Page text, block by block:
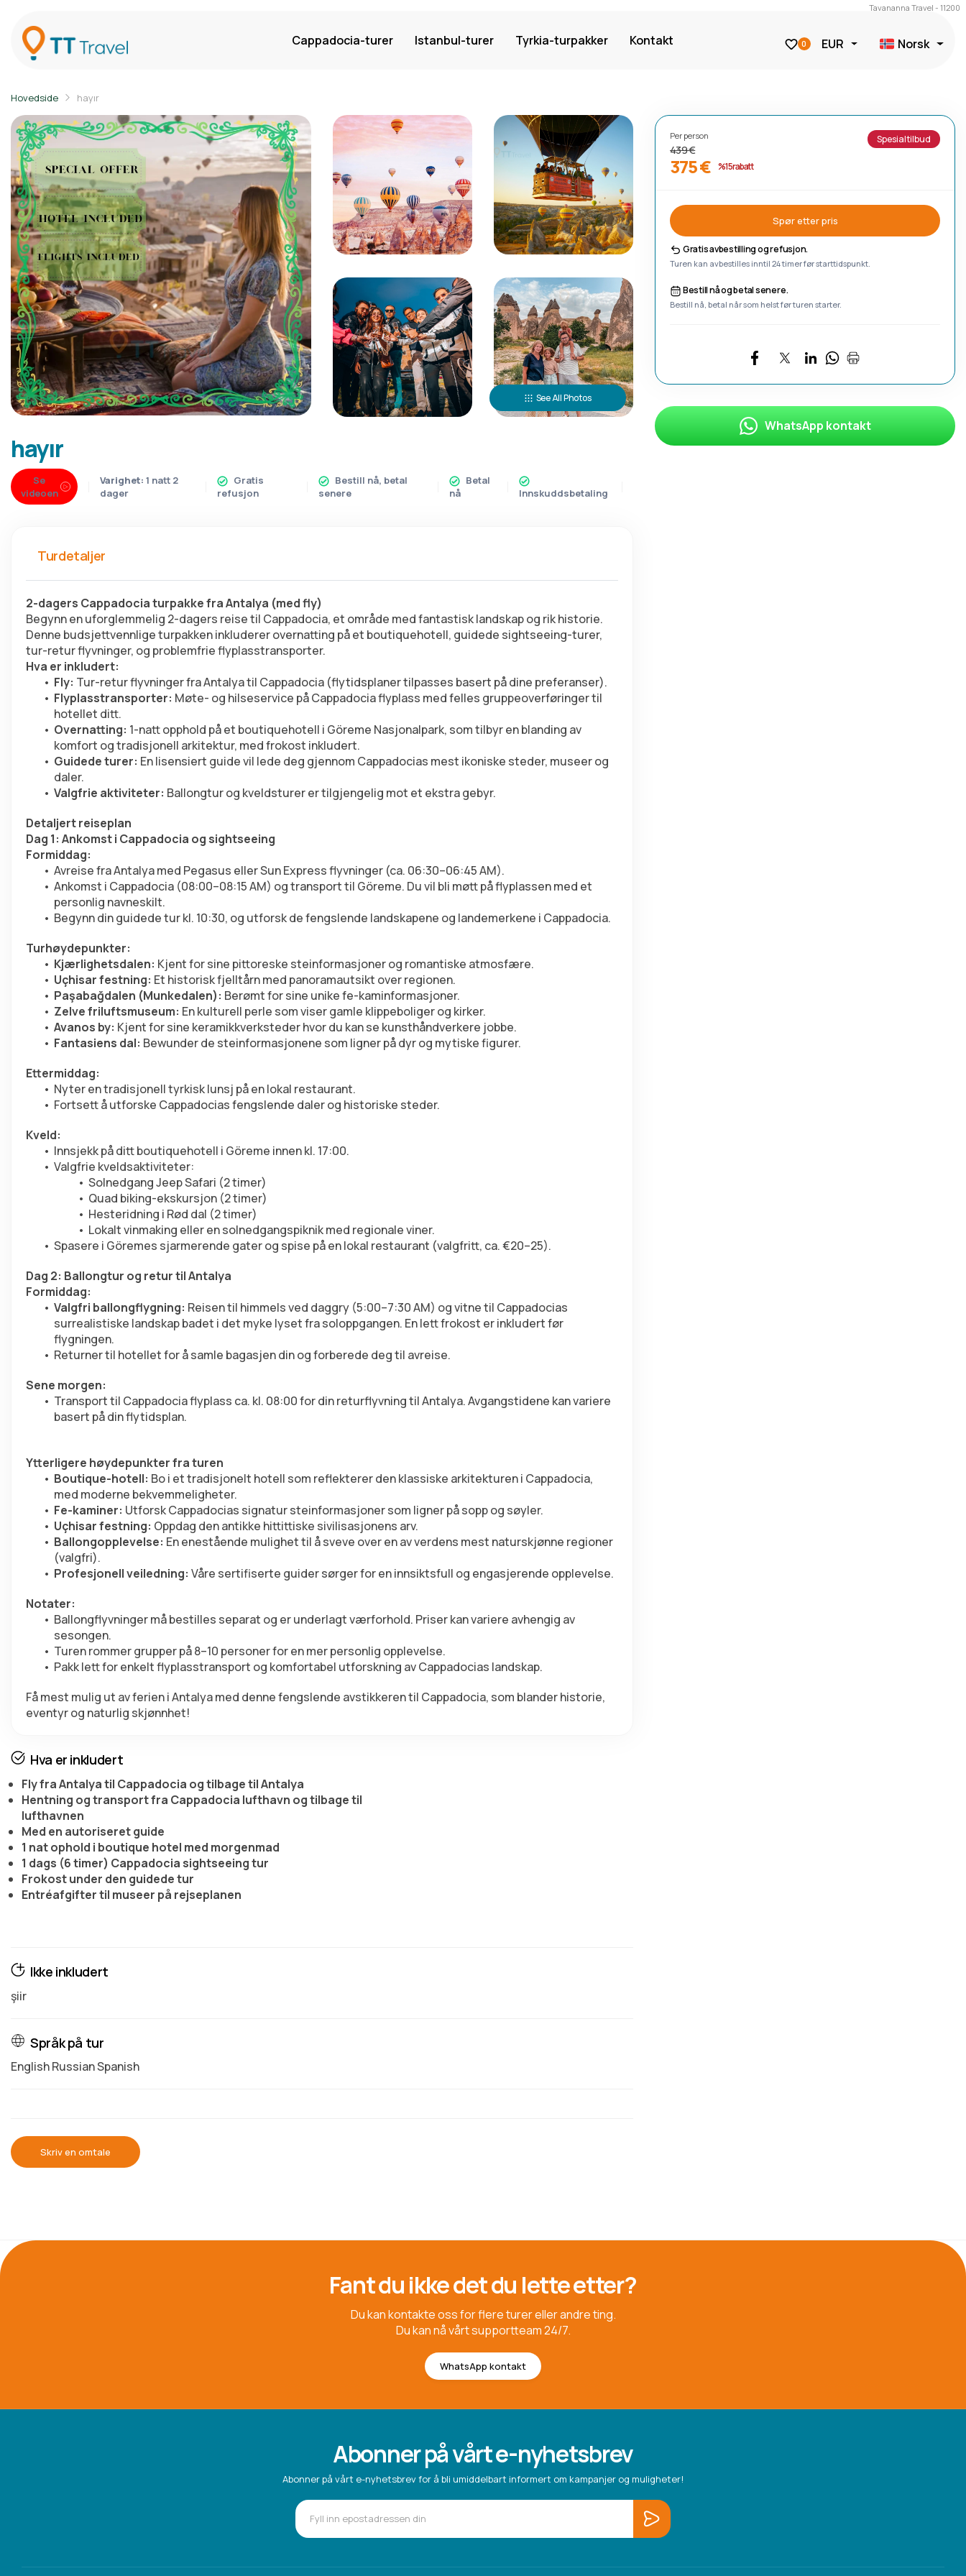
Tavananna Travel - 11200
Cappadocia-turer Istanbul-turer Tyrkia-turpakker Kontakt 0 EUR Norsk
Hovedside hayır
See All Photos
hayır
Se
videoen
Varighet: 1 natt 2
dager
Gratis
refusjon
Bestill nå, betal
senere
Betal
nå
Innskuddsbetaling
Turdetaljer
2-dagers Cappadocia turpakke fra Antalya (med fly)
Begynn en uforglemmelig 2-dagers reise til Cappadocia, et område med fantastisk landskap og rik historie.
Denne budsjettvennlige turpakken inkluderer overnatting på et boutiquehotell, guidede sightseeing-turer,
tur-retur flyvninger, og problemfrie flyplasstransporter.
Hva er inkludert:
Fly: Tur-retur flyvninger fra Antalya til Cappadocia (flytidsplaner tilpasses basert på dine preferanser).
Flyplasstransporter: Møte- og hilseservice på Cappadocia flyplass med felles gruppeoverføringer til
hotellet ditt.
Overnatting: 1-natt opphold på et boutiquehotell i Göreme Nasjonalpark, som tilbyr en blanding av
komfort og tradisjonell arkitektur, med frokost inkludert.
Guidede turer: En lisensiert guide vil lede deg gjennom Cappadocias mest ikoniske steder, museer og
daler.
Valgfrie aktiviteter: Ballongtur og kveldsturer er tilgjengelig mot et ekstra gebyr.
Detaljert reiseplan
Dag 1: Ankomst i Cappadocia og sightseeing
Formiddag:
Avreise fra Antalya med Pegasus eller Sun Express flyvninger (ca. 06:30–06:45 AM).
Ankomst i Cappadocia (08:00–08:15 AM) og transport til Göreme. Du vil bli møtt på flyplassen med et
personlig navneskilt.
Begynn din guidede tur kl. 10:30, og utforsk de fengslende landskapene og landemerkene i Cappadocia.
Turhøydepunkter:
Kjærlighetsdalen: Kjent for sine pittoreske steinformasjoner og romantiske atmosfære.
Uçhisar festning: Et historisk fjelltårn med panoramautsikt over regionen.
Paşabağdalen (Munkedalen): Berømt for sine unike fe-kaminformasjoner.
Zelve friluftsmuseum: En kulturell perle som viser gamle klippeboliger og kirker.
Avanos by: Kjent for sine keramikkverksteder hvor du kan se kunsthåndverkere jobbe.
Fantasiens dal: Bewunder de steinformasjonene som ligner på dyr og mytiske figurer.
Ettermiddag:
Nyter en tradisjonell tyrkisk lunsj på en lokal restaurant.
Fortsett å utforske Cappadocias fengslende daler og historiske steder.
Kveld:
Innsjekk på ditt boutiquehotell i Göreme innen kl. 17:00.
Valgfrie kveldsaktiviteter:
Solnedgang Jeep Safari (2 timer)
Quad biking-ekskursjon (2 timer)
Hesteridning i Rød dal (2 timer)
Lokalt vinmaking eller en solnedgangspiknik med regionale viner.
Spasere i Göremes sjarmerende gater og spise på en lokal restaurant (valgfritt, ca. €20–25).
Dag 2: Ballongtur og retur til Antalya
Formiddag:
Valgfri ballongflygning: Reisen til himmels ved daggry (5:00–7:30 AM) og vitne til Cappadocias
surrealistiske landskap badet i det myke lyset fra soloppgangen. En lett frokost er inkludert før
flygningen.
Returner til hotellet for å samle bagasjen din og forberede deg til avreise.
Sene morgen:
Transport til Cappadocia flyplass ca. kl. 08:00 for din returflyvning til Antalya. Avgangstidene kan variere
basert på din flytidsplan.
Ytterligere høydepunkter fra turen
Boutique-hotell: Bo i et tradisjonelt hotell som reflekterer den klassiske arkitekturen i Cappadocia,
med moderne bekvemmeligheter.
Fe-kaminer: Utforsk Cappadocias signatur steinformasjoner som ligner på sopp og søyler.
Uçhisar festning: Oppdag den antikke hittittiske sivilisasjonens arv.
Ballongopplevelse: En enestående mulighet til å sveve over en av verdens mest naturskjønne regioner
(valgfri).
Profesjonell veiledning: Våre sertifiserte guider sørger for en innsiktsfull og engasjerende opplevelse.
Notater:
Ballongflyvninger må bestilles separat og er underlagt værforhold. Priser kan variere avhengig av
sesongen.
Turen rommer grupper på 8–10 personer for en mer personlig opplevelse.
Pakk lett for enkelt flyplasstransport og komfortabel utforskning av Cappadocias landskap.
Få mest mulig ut av ferien i Antalya med denne fengslende avstikkeren til Cappadocia, som blander historie,
eventyr og naturlig skjønnhet!
Hva er inkludert
Fly fra Antalya til Cappadocia og tilbage til Antalya
Hentning og transport fra Cappadocia lufthavn og tilbage til
lufthavnen
Med en autoriseret guide
1 nat ophold i boutique hotel med morgenmad
1 dags (6 timer) Cappadocia sightseeing tur
Frokost under den guidede tur
Entréafgifter til museer på rejseplanen
Ikke inkludert
şiir
Språk på tur
English Russian Spanish
Skriv en omtale
Per person
439 €
375 € %15 rabatt
Spesialtilbud
Spør etter pris
Gratis avbestilling og refusjon.
Turen kan avbestilles inntil 24 timer før starttidspunkt.
Bestill nå og betal senere.
Bestill nå, betal når som helst før turen starter.
WhatsApp kontakt
Fant du ikke det du lette etter?
Du kan kontakte oss for flere turer eller andre ting.
Du kan nå vårt supportteam 24/7.
WhatsApp kontakt
Abonner på vårt e-nyhetsbrev
Abonner på vårt e-nyhetsbrev for å bli umiddelbart informert om kampanjer og muligheter!